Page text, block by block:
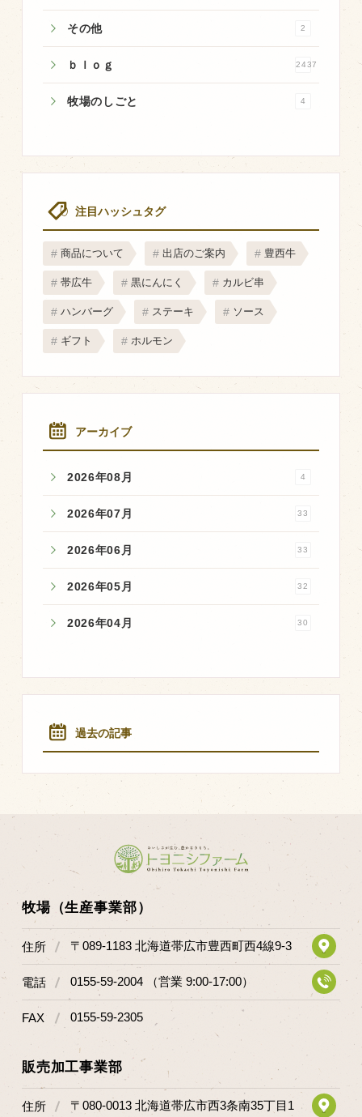
その他 2
ｂｌｏｇ 2437
牧場のしごと 4
注目ハッシュタグ
商品について 出店のご案内 豊西牛
帯広牛 黒にんにく カルビ串
ハンバーグ ステーキ ソース
ギフト ホルモン
アーカイブ
2026年08月 4
2026年07月 33
2026年06月 33
2026年05月 32
2026年04月 30
過去の記事
牧場（生産事業部）
住所 〒089-1183 北海道帯広市豊西町西4線9-3
電話 0155-59-2004 （営業 9:00-17:00）
FAX 0155-59-2305
販売加工事業部
住所 〒080-0013 北海道帯広市西3条南35丁目1
マップから探す
問い合わせ
法人のお客様
Facebook
Twitter
LINE公式アカウント
Instagram
RSS フィード